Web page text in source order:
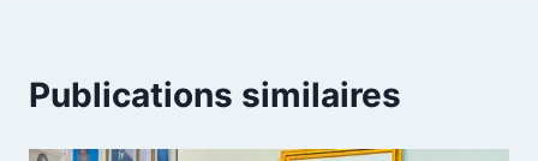
Publications similaires